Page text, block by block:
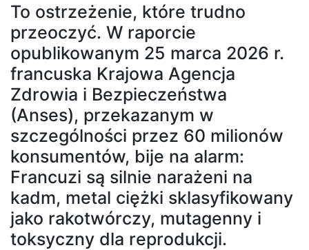
To ostrzeżenie, które trudno
przeoczyć. W raporcie
opublikowanym 25 marca 2026 r.
francuska Krajowa Agencja
Zdrowia i Bezpieczeństwa
(Anses), przekazanym w
szczególności przez 60 milionów
konsumentów, bije na alarm:
Francuzi są silnie narażeni na
kadm, metal ciężki sklasyfikowany
jako rakotwórczy, mutagenny i
toksyczny dla reprodukcji.